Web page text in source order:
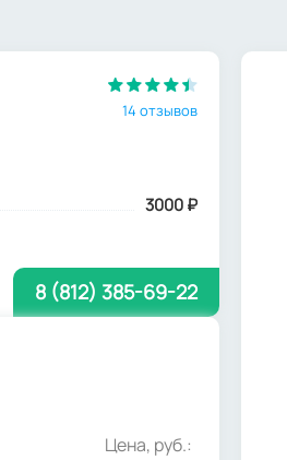
14 отзывов
3000₽
8 (812) 385-69-22
Цена, руб.: